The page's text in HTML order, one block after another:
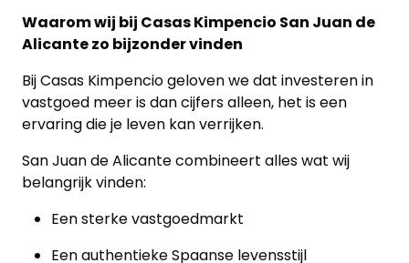
Waarom wij bij Casas Kimpencio San Juan de
Alicante zo bijzonder vinden
Bij Casas Kimpencio geloven we dat investeren in
vastgoed meer is dan cijfers alleen, het is een
ervaring die je leven kan verrijken.
San Juan de Alicante combineert alles wat wij
belangrijk vinden:
Een sterke vastgoedmarkt
Een authentieke Spaanse levensstijl